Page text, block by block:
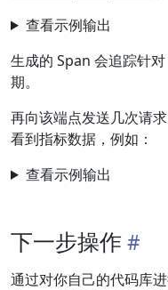
查看示例输出
生成的 Span 会追踪针对
期。
再向该端点发送几次请
看到指标数据，例如：
查看示例输出
下一步操作
通过对你自己的代码库